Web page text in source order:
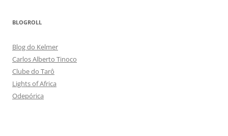
BLOGROLL
Blog do Kelmer
Carlos Alberto Tinoco
Clube do Tarô
Lights of Africa
Odepórica